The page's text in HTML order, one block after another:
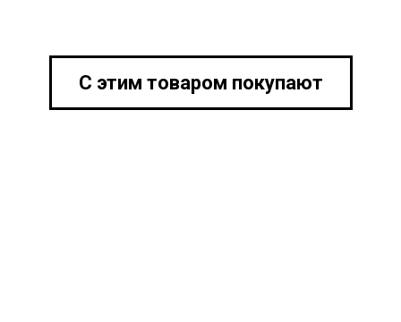
С этим товаром покупают